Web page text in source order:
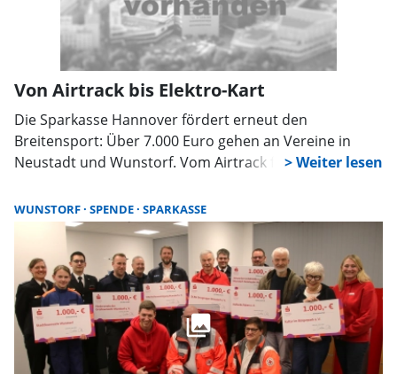
Von Airtrack bis Elektro-Kart
Die Sparkasse Hannover fördert erneut den
Breitensport: Über 7.000 Euro gehen an Vereine in
Neustadt und Wunstorf. Vom Airtrack für
Motorsportler, die Projekte sind vielfältig und stärken
das Vereinsleben in der Region.
WUNSTORF SPENDE SPARKASSE